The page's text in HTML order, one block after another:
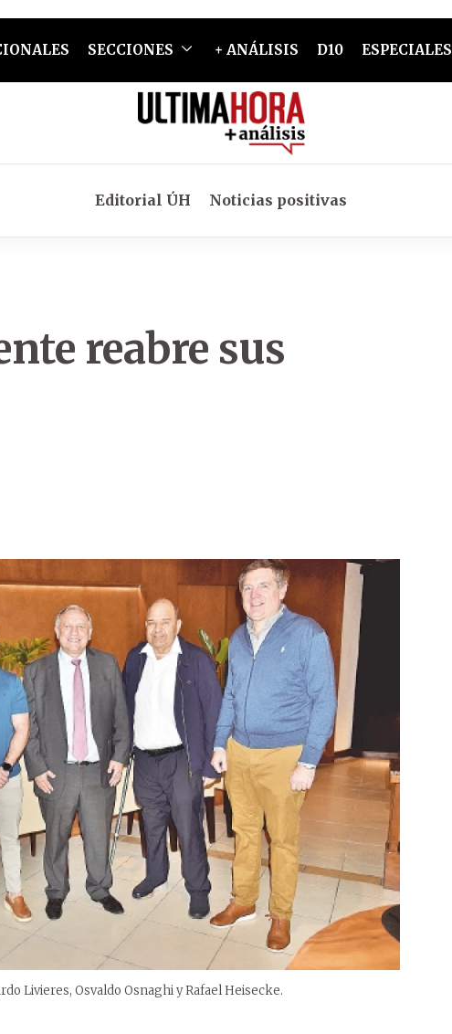
SECCIONES + ANÁLISIS D10 ESPECIALES
Editorial ÚH Noticias positivas
reabre sus
Livieres, Osvaldo Osnaghi y Rafael Heisecke.